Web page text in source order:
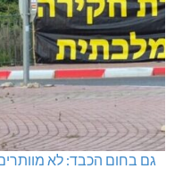
גם בחום הכבד: לא